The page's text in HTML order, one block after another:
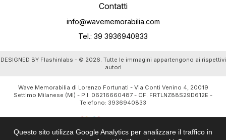
Questo sito utilizza Google Analytics per analizzare il traffico in
Contatti
info@wavememorabilia.com
Tel.: 39 3936940833
DESIGNED BY Flashinlabs - © 2026. Tutte le immagini appartengono ai rispettivi
autori
Wave Memorabilia di Lorenzo Fortunati - Via Conti Venino 4, 20019
Settimo Milanese (MI) - P.I. 06216660487 - CF. FRTLNZ88S29D612E -
Telefono: 3936940833